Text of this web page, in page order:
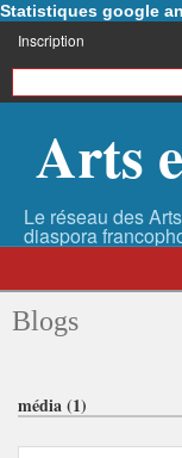
Statistiques google
Inscription
Arts
Blogs
média (1)